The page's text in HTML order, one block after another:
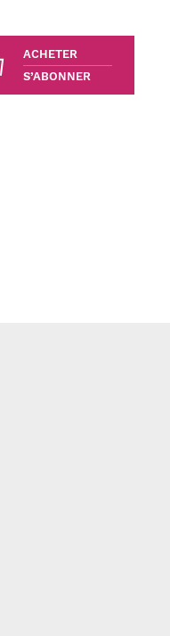
ACHETER
S’ABONNER